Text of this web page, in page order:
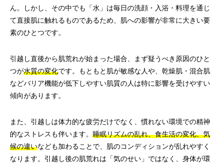
ん。しかし、その中でも「水」は毎日の洗顔・入浴・料理を通じ
て直接肌に触れるものであるため、肌への影響が非常に大きい要
素のひとつです。
引越し直後から肌荒れが始まった場合、まず疑うべき原因のひと
つが水質の変化です。もともと肌が敏感な人や、乾燥肌・混合肌
などバリア機能が低下しやすい肌質の人は特に影響を受けやすい
傾向があります。
また、引越しは体力的な疲労だけでなく、慣れない環境での精神
的なストレスも伴います。 睡眠リズムの乱れ、食生活の変化、気
候の違いなども加わることで、肌のコンディションが乱れやすく
なります。引越し後の肌荒れは「気のせい」ではなく、身体が環